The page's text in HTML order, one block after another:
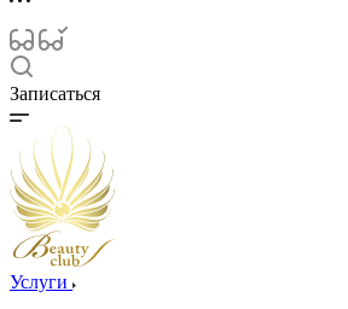
Записаться
Услуги